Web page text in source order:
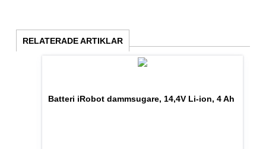
RELATERADE ARTIKLAR
Batteri iRobot dammsugare, 14,4V Li-ion, 4 Ah